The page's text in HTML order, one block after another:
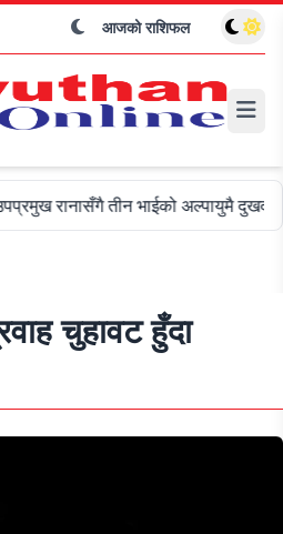
आजको राशिफल
तीन भाईको अल्पायुमै दुखद निधन
चुहावट हुँदा